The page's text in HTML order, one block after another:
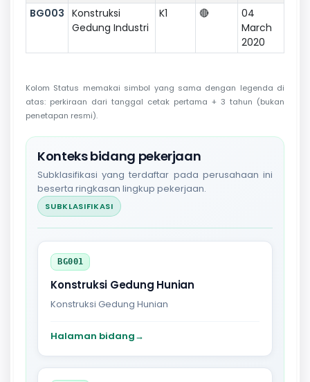
BG003 Konstruksi
Gedung Industri
K1 🔴
04
March
2020
Kolom Status memakai simbol yang sama dengan legenda di
atas: perkiraan dari tanggal cetak pertama + 3 tahun (bukan
penetapan resmi).
Konteks bidang pekerjaan
Subklasifikasi yang terdaftar pada perusahaan ini
beserta ringkasan lingkup pekerjaan.
SUBKLASIFIKASI
BG001
Konstruksi Gedung Hunian
Konstruksi Gedung Hunian
Halaman bidang→